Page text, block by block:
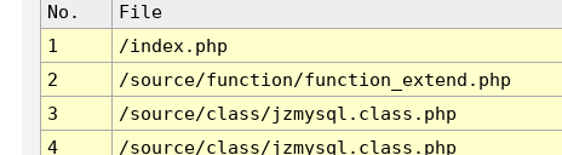
No. File
1
/index.php
2
/source/function/function_extend.php
3
/source/class/jzmysql.class.php
4
/source/class/jzmysql.class.php